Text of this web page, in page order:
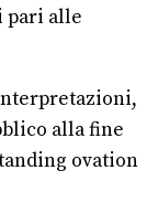
pari alle
alla fine
ovation